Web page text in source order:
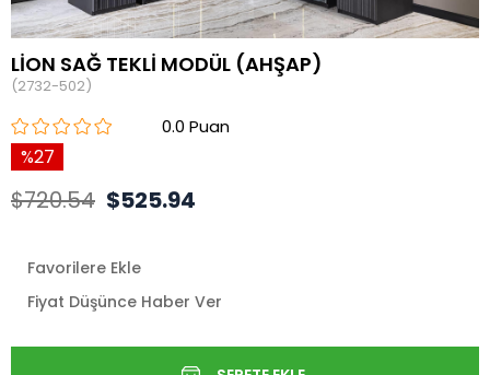
LİON SAĞ TEKLİ MODÜL (AHŞAP)
(2732-502)
0.0
27
$720.54 $525.94
Favorilere Ekle
Fiyat Düşünce Haber Ver